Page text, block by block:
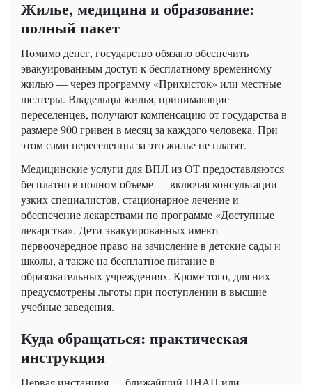
Жилье, медицина и образование:
полный пакет
Помимо денег, государство обязано обеспечить
эвакуированным доступ к бесплатному временному
жилью — через программу «Прихисток» или местные
шелтеры. Владельцы жилья, принимающие
переселенцев, получают компенсацию от государства в
размере 900 гривен в месяц за каждого человека. При
этом сами переселенцы за это жилье не платят.
Медицинские услуги для ВПЛ из ОТ предоставляются
бесплатно в полном объеме — включая консультации
узких специалистов, стационарное лечение и
обеспечение лекарствами по программе «Доступные
лекарства». Дети эвакуированных имеют
первоочередное право на зачисление в детские сады и
школы, а также на бесплатное питание в
образовательных учреждениях. Кроме того, для них
предусмотрены льготы при поступлении в высшие
учебные заведения.
Куда обращаться: практическая
инструкция
Первая инстанция — ближайший ЦНАП или